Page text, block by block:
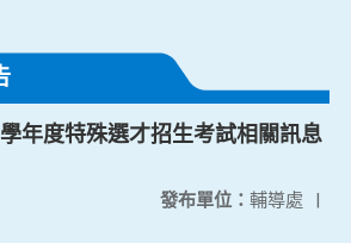
年度特殊選才招生考試相關訊息
發布單位： 輔導處 |